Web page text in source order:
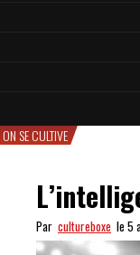
ON SE CULTIVE
Par cultureboxe le 5